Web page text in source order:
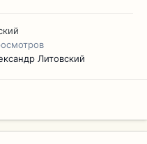
Литовский